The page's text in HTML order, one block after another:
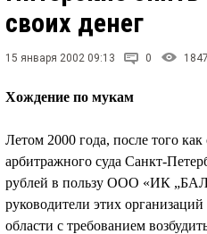
своих денег
15 января 2002 09:13 0 1847
Хождение по мукам
Летом 2000 года, после того
арбитражного суда Санкт-
рублей в пользу ООО «ИК
руководители этих
области с требованием